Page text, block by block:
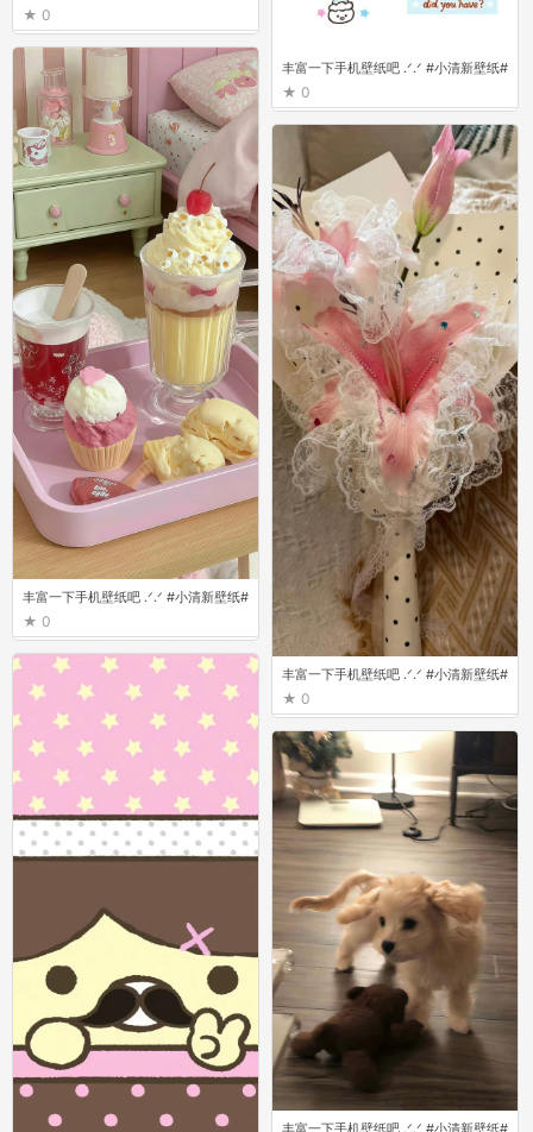
丰富一下手机壁纸吧 ‪.ᐟ‪.ᐟ ​​​ #小清新壁纸#
0
0
丰富一下手机壁纸吧 ‪.ᐟ‪.ᐟ ​​​ #小清新壁纸#
0
丰富一下手机壁纸吧 ‪.ᐟ‪.ᐟ ​​​ #小清新壁纸#
0